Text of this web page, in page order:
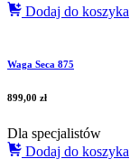
Dodaj do koszyka
Waga Seca 875
899,00 zł
Dla specjalistów
Dodaj do koszyka